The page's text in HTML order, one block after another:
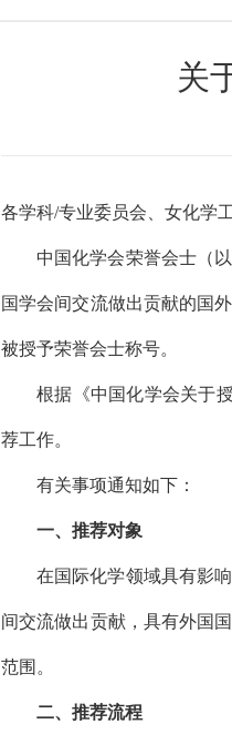
关
各学科/专业委员会、女化学
中国化学会荣誉会士（
国学会间交流做出贡献的国
被授予荣誉会士称号。
根据《中国化学会关于
荐工作。
有关事项通知如下：
一、推荐对象
在国际化学领域具有影
间交流做出贡献，具有外国
范围。
二、推荐流程